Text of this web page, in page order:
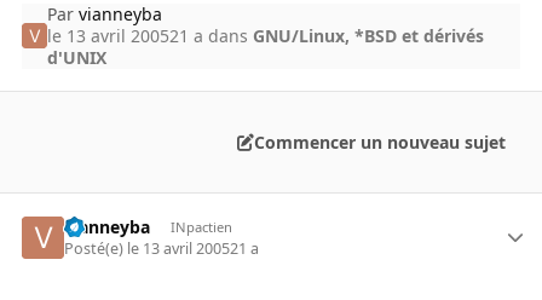
Parvianneyba
le 13 avril 200521 a dans GNU/Linux, *BSD et dérivés
d'UNIX
Commencer un nouveau sujet
vianneyba INpactien
Posté(e) le 13 avril 200521 a